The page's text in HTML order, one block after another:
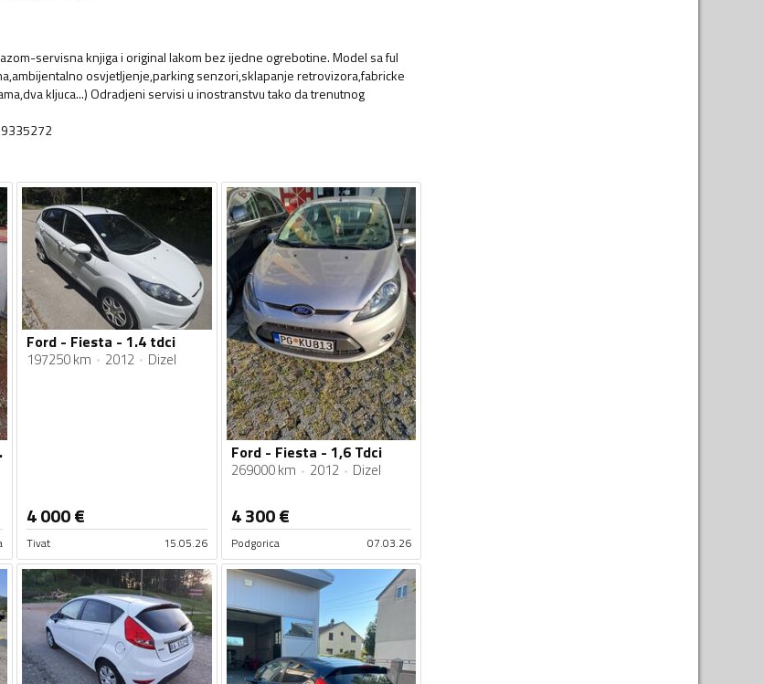
servisna knjiga i original lakom bez ijedne ogrebotine. Model sa ful
osvjetljenje,parking senzori,sklapanje retrovizora,fabricke
kljuca...) Odradjeni servisi u inostranstvu tako da trenutnog
Ford - Fiesta - 1.4 tdci
197250 km 2012 Dizel
4 000€
Tivat 15.05.26
Ford - Fiesta - 1,6 Tdci
269000 km 2012 Dizel
4 300€
Podgorica 07.03.26